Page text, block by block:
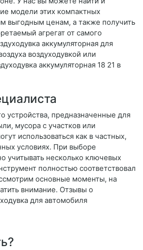
модели этих компактных
выгодным ценам, а также получить
агрегат от самого
аккумуляторная для
воздуходувкой или
аккумуляторная 18 21 в
устройства, предназначенные для
мусора с участков или
использоваться как в частных,
условиях. При выборе
учитывать несколько ключевых
полностью соответствовал
основные моменты, на
внимание. Отзывы о
для автомобиля